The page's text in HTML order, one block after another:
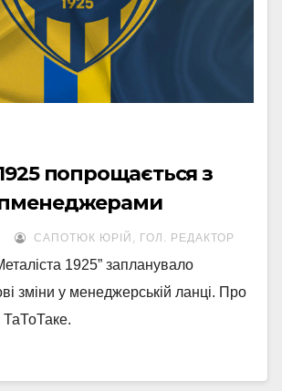
попрощається з
САПОТЮК ЮРІЙ, ГОЛ. РЕДАКТОР
1925” запланувало
зміни у менеджерській ланці. Про
ТаТоТаке.